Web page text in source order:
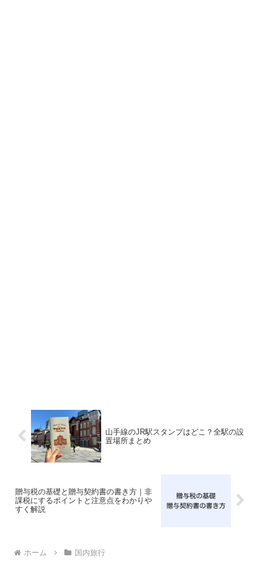
山手線のJR駅スタンプはどこ？全駅の設
置場所まとめ
贈与税の基礎と贈与契約書の書き方｜非
課税にするポイントと注意点をわかりや
すく解説
ホーム 国内旅行